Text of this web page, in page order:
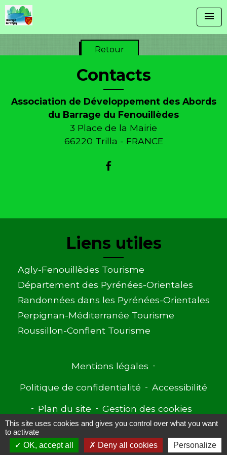
menu
Retour
Contacts
Association de Développement des Abords
du Barrage du Fenouillèdes
3 Place de la Mairie
66220 Trilla - FRANCE
Liens utiles
Agly-Fenouillèdes Tourisme
Département des Pyrénées-Orientales
Randonnées dans les Pyrénées-Orientales
Perpignan-Méditerranée Tourisme
Roussillon-Conflent Tourisme
Mentions légales -
Politique de confidentialité - Accessibilité
- Plan du site - Gestion des cookies
Site créé en partenariat avec Réseau des Communes
This site uses cookies and gives you control over what you want
to activate
OK, accept all
Deny all cookies Personalize